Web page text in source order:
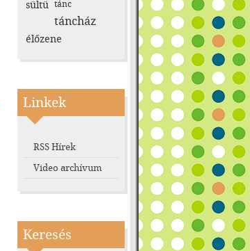
sültü tánc
táncház
élőzene
Linkek
RSS Hírek
Video archívum
Keresés